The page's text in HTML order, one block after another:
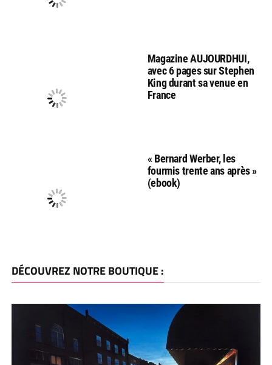
Magazine AUJOURDHUI,
avec 6 pages sur Stephen
King durant sa venue en
France
« Bernard Werber, les
fourmis trente ans après »
(ebook)
DÉCOUVREZ NOTRE BOUTIQUE :